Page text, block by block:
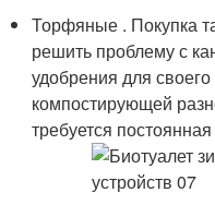
Торфяные . Покупка
решить проблему с
удобрения для
компостирующей
требуется